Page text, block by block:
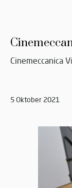
Cinemeccanica
5 Oktober 2021